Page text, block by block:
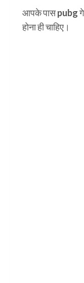
आपके पास pubg
होना ही चाहिए।